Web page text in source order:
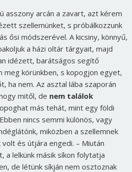
asszony arcán a zavart, azt kérem
szellemünket, s próbálkozzunk
ősi módszerével. A kicsiny, könnyű,
a házi oltár tárgyait, majd
idézett, barátságos segítő
meg körünkben, s kopogjon egyet,
ha nem. Az asztal lába szaporán
mitől, de nem találok
más tehát, mint egy földi
nincs semmi különös, vagy
miközben a szellemnek
és útjára engedi. – Miután
a lelkünk másik síkon folytatja
de létünk síkján nem osztoznak